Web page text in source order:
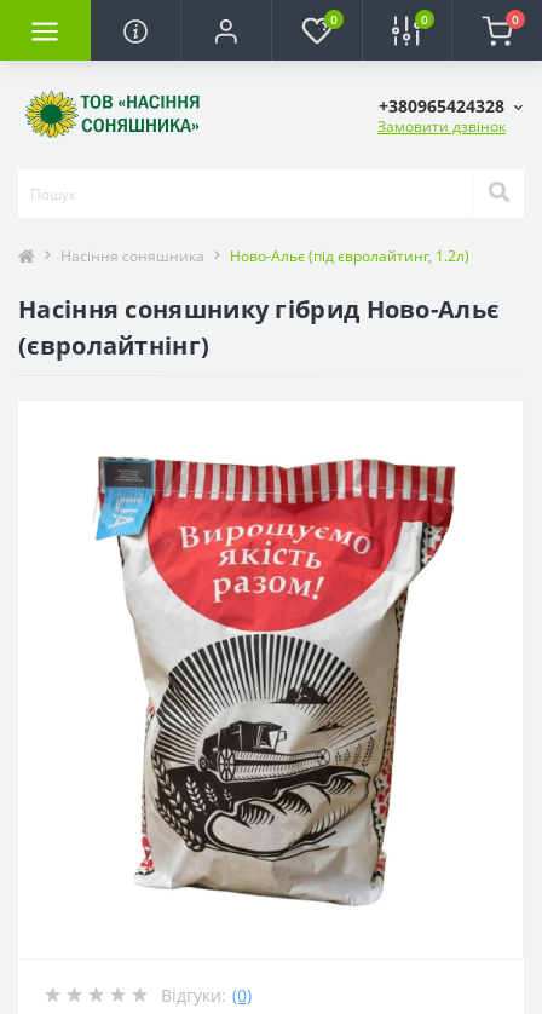
0 0 0
+380965424328
Замовити дзвінок
Насіння соняшника Ново-Альє (під євролайтинг, 1.2л)
Насіння соняшнику гібрид Ново-Альє
(євролайтнінг)
Відгуки: (0)